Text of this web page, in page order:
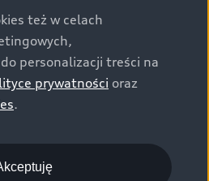
obecnie samochody marki Audi
spełniających pod
i recyklingu wymagania
22628 i są zgodne z
homologacji wydanymi wg
zapewnienia wszystkim
marki Volkswagen sieci
też w celach
personalizacji treści na
prywatności oraz
.